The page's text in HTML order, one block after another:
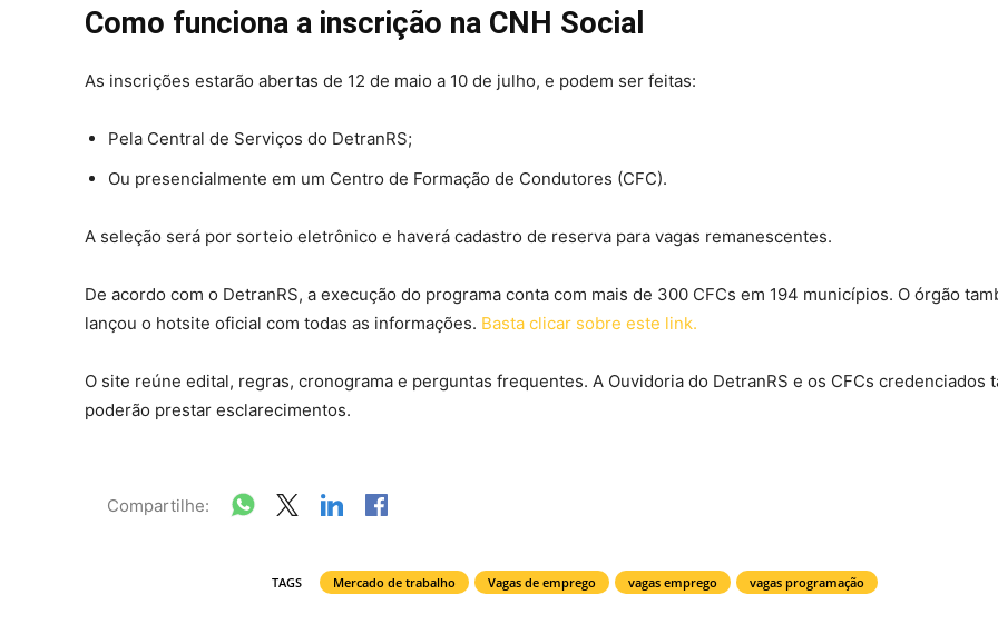
Como funciona a inscrição na CNH Social
As inscrições estarão abertas de 12 de maio a 10 de julho, e podem ser feitas:
Pela Central de Serviços do DetranRS;
Ou presencialmente em um Centro de Formação de Condutores (CFC).
A seleção será por sorteio eletrônico e haverá cadastro de reserva para vagas remanescentes.
De acordo com o DetranRS, a execução do programa conta com mais de 300 CFCs em 194 municípios. O órgão
lançou o hotsite oficial com todas as informações. Basta clicar sobre este link.
O site reúne edital, regras, cronograma e perguntas frequentes. A Ouvidoria do DetranRS e os CFCs credenciados
poderão prestar esclarecimentos.
Compartilhe:
TAGS Mercado de trabalho Vagas de emprego vagas emprego vagas programação